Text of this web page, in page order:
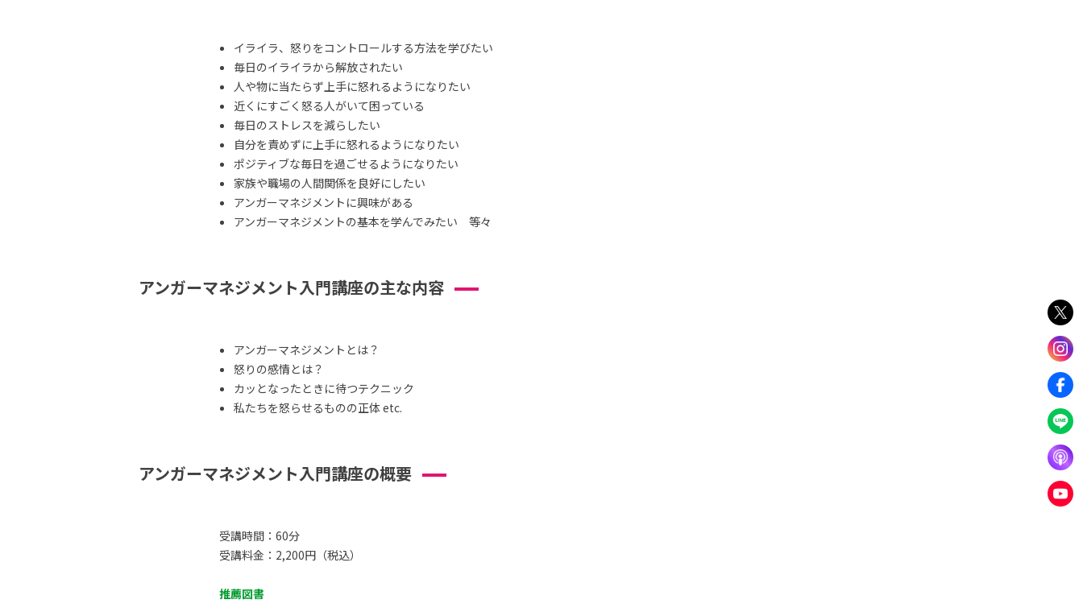
イライラ、怒りをコントロールする方法を学びたい
毎日のイライラから解放されたい
人や物に当たらず上手に怒れるようになりたい
近くにすごく怒る人がいて困っている
毎日のストレスを減らしたい
自分を責めずに上手に怒れるようになりたい
ポジティブな毎日を過ごせるようになりたい
家族や職場の人間関係を良好にしたい
アンガーマネジメントに興味がある
アンガーマネジメントの基本を学んでみたい 等々
アンガーマネジメント入門講座の主な内容
アンガーマネジメントとは？
怒りの感情とは？
カッとなったときに待つテクニック
私たちを怒らせるものの正体 etc.
アンガーマネジメント入門講座の概要
受講時間：60分
受講料金：2,200円（税込）
推薦図書